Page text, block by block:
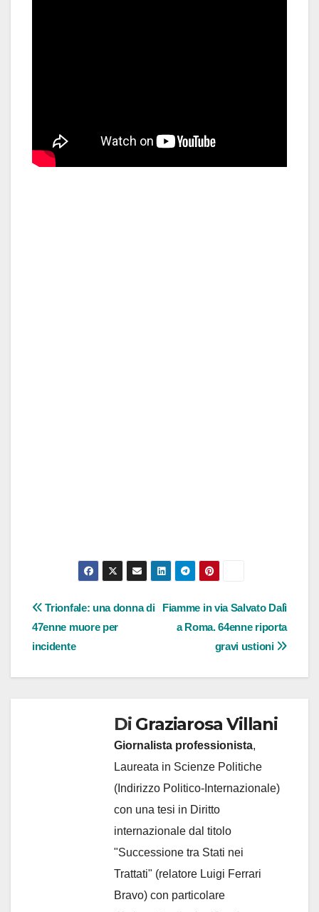
Navigazione
articoli
Fiamme in via Salvato Dalì
a Roma. 64enne riporta
gravi ustioni
Trionfale: una donna di
47enne muore per
incidente
Di Graziarosa Villani
Giornalista professionista,
Laureata in Scienze Politiche
(Indirizzo Politico-Internazionale)
con una tesi in Diritto
internazionale dal titolo
"Successione tra Stati nei
Trattati" (relatore Luigi Ferrari
Bravo) con particolare